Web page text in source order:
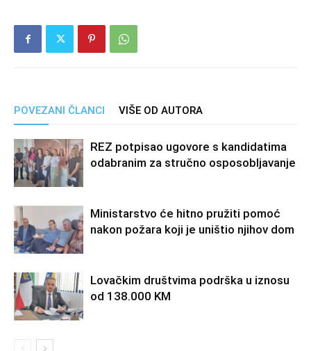
POVEZANI ČLANCI VIŠE OD AUTORA
REZ potpisao ugovore s kandidatima
odabranim za stručno osposobljavanje
Ministarstvo će hitno pružiti pomoć
nakon požara koji je uništio njihov dom
Lovačkim društvima podrška u iznosu
od 138.000 KM